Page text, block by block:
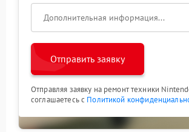
Отправить заявку
Отправляя заявку на ремонт техники
соглашаетесь с Политикой